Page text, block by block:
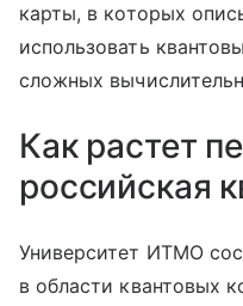
карты, в которых
использовать
сложных
Как растет
российская
Университет ИТМО
в области квантовых